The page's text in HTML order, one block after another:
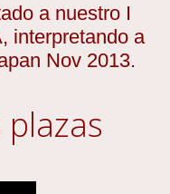
a nuestro I
interpretando a
Nov 2013.
plazas